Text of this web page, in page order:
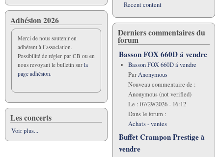
Adhésion 2026
Merci de nous soutenir en
adhérent à l’association.
Possibilité de régler par CB ou en
nous revoyant le bulletin sur la
page adhésion.
Les concerts
Voir plus...
Recent content
Derniers commentaires du
forum
Basson FOX 660D á vendre
Basson FOX 660D á vendre
ParAnonymous
Nouveau commentaire de :
Anonymous (not verified)
Le : 07/29/2026 - 16:12
Dans le forum :
Achats - ventes
Buffet Crampon Prestige à
vendre